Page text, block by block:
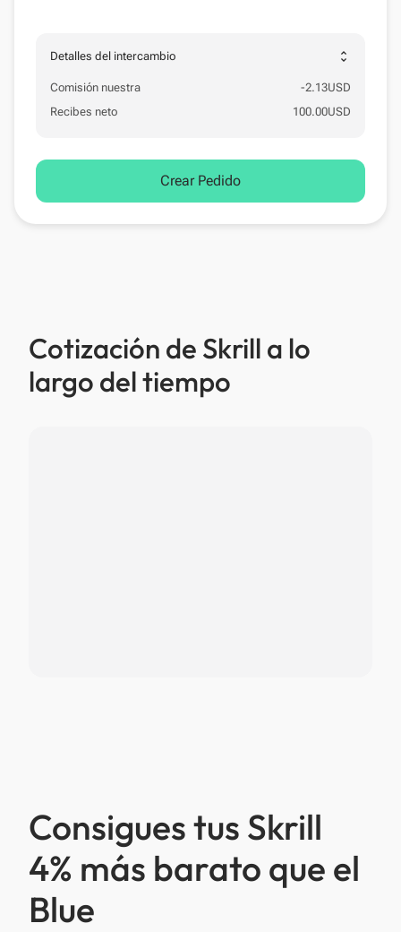
Detalles del intercambio unfold_more
Comisión nuestra -2.13USD
Recibes neto
100.00USD
Crear Pedido
Cotización de Skrill a lo
largo del tiempo
Consigues tus Skrill
4% más barato que el
Blue